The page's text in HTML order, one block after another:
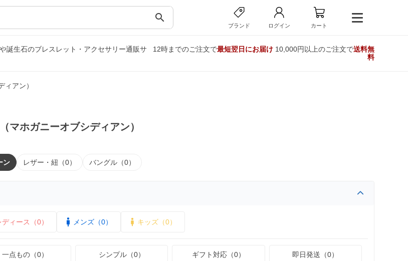
search
ブランド ログイン カート
誕生石のブレスレット・アクセサリー通販サ
12時までのご注文で最短翌日にお届け10,000円以上のご注文で送料無
料
ィアン）
マホガニーオブシディアン）
ン レザー・紐（0） バングル（0）
ディース（0） メンズ（0） キッズ（0）
一点もの（0） シンプル（0） ギフト対応（0） 即日発送（0）